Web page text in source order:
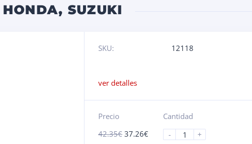
SUZUKI
SKU: 12118
ver detalles
Precio
42.35€ 37.26€
Cantidad
-
+